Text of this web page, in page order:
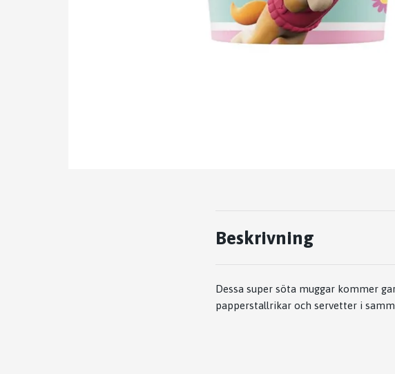
Beskrivning
Dessa super söta muggar kommer
papperstallrikar och servetter i